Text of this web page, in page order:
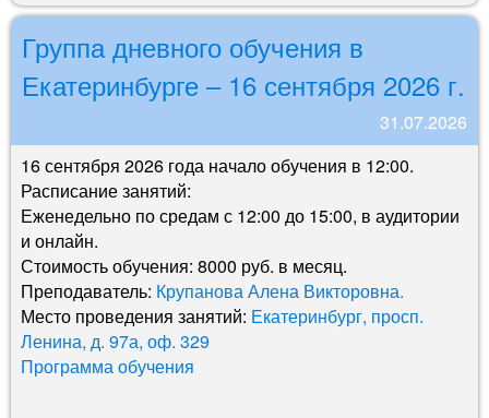
Группа дневного обучения в
Екатеринбурге – 16 сентября 2026 г.
31.07.2026
16 сентября 2026 года начало обучения в 12:00.
Расписание занятий:
Еженедельно по средам с 12:00 до 15:00, в аудитории
и онлайн.
Стоимость обучения: 8000 руб. в месяц.
Преподаватель: Крупанова Алена Викторовна.
Место проведения занятий: Екатеринбург, просп.
Ленина, д. 97а, оф. 329
Программа обучения